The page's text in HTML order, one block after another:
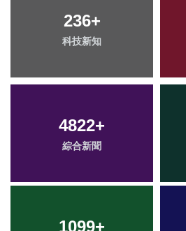
236+
科技新知
4822+
綜合新聞
1099+